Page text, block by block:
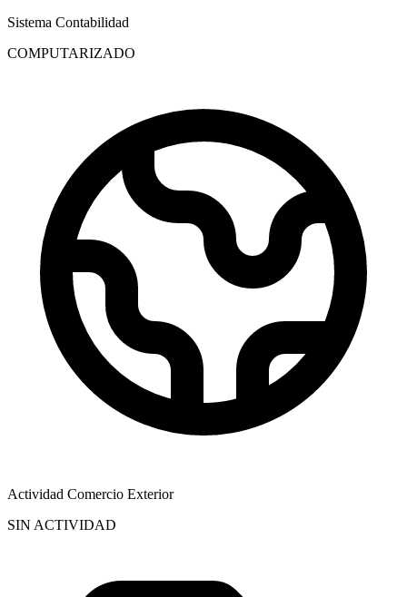
Sistema Contabilidad
COMPUTARIZADO
Actividad Comercio Exterior
SIN ACTIVIDAD